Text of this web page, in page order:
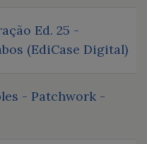
Ed. 25 -
(EdiCase Digital)
- Patchwork -